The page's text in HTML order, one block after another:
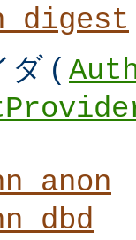
ダ (